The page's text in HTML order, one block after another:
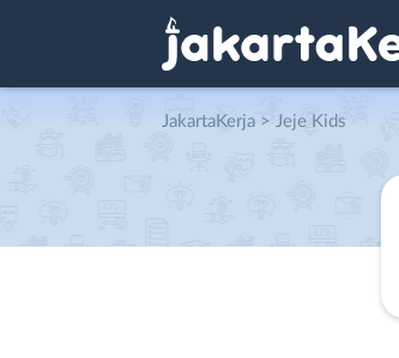
JakartaKerja > Jeje Kids